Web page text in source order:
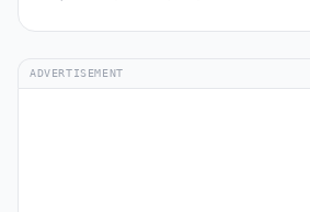
ADVERTISEMENT